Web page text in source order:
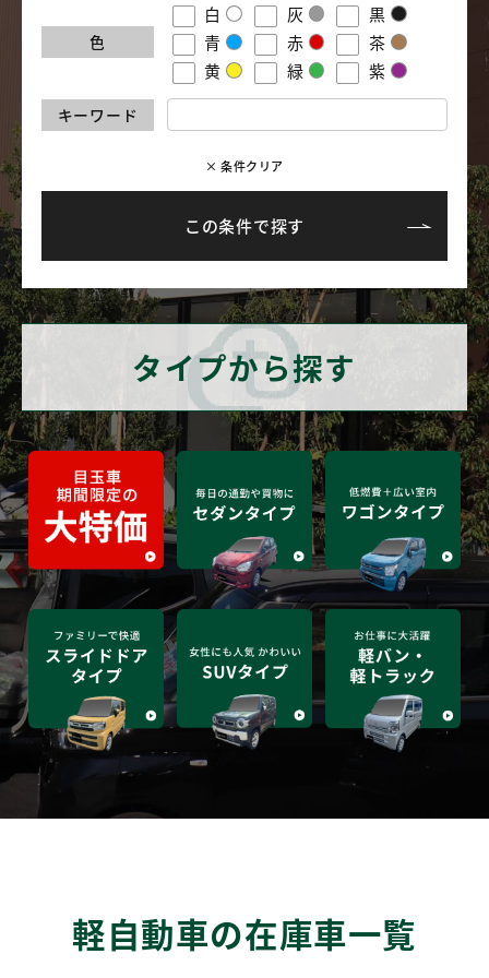
色
白 灰
黒
青
赤
茶
黄
緑 紫
キーワード
× 条件クリア
タイプから探す
軽自動車の在庫車一覧